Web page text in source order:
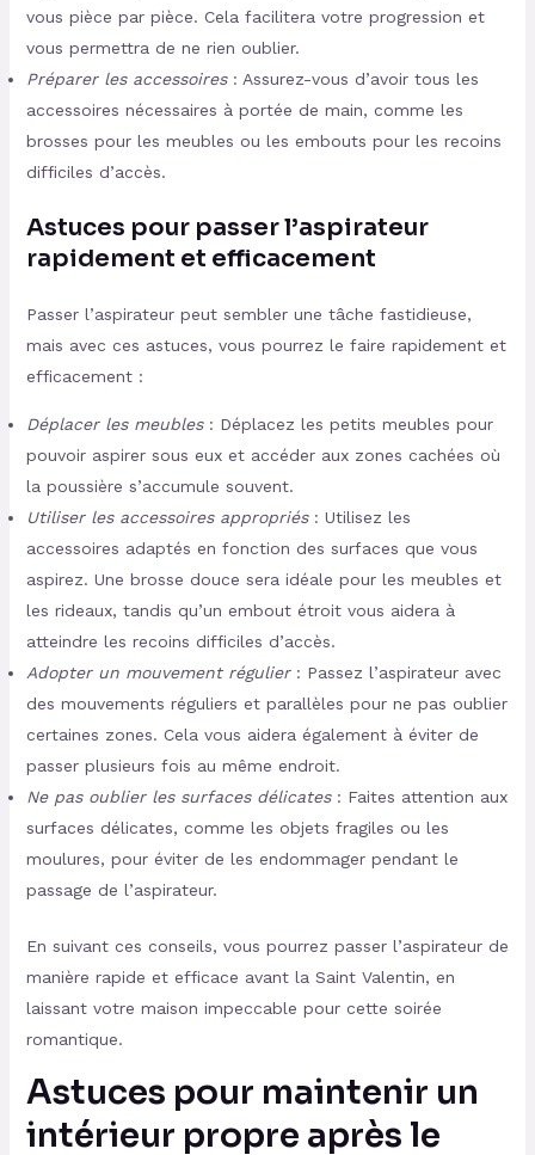
vous pièce par pièce. Cela facilitera votre progression et
vous permettra de ne rien oublier.
Préparer les accessoires: Assurez-vous d’avoir tous les
accessoires nécessaires à portée de main, comme les
brosses pour les meubles ou les embouts pour les recoins
difficiles d’accès.
Astuces pour passer l’aspirateur
rapidement et efficacement
Passer l’aspirateur peut sembler une tâche fastidieuse,
mais avec ces astuces, vous pourrez le faire rapidement et
efficacement :
Déplacer les meubles: Déplacez les petits meubles pour
pouvoir aspirer sous eux et accéder aux zones cachées où
la poussière s’accumule souvent.
Utiliser les accessoires appropriés: Utilisez les
accessoires adaptés en fonction des surfaces que vous
aspirez. Une brosse douce sera idéale pour les meubles et
les rideaux, tandis qu’un embout étroit vous aidera à
atteindre les recoins difficiles d’accès.
Adopter un mouvement régulier: Passez l’aspirateur avec
des mouvements réguliers et parallèles pour ne pas oublier
certaines zones. Cela vous aidera également à éviter de
passer plusieurs fois au même endroit.
Ne pas oublier les surfaces délicates: Faites attention aux
surfaces délicates, comme les objets fragiles ou les
moulures, pour éviter de les endommager pendant le
passage de l’aspirateur.
En suivant ces conseils, vous pourrez passer l’aspirateur de
manière rapide et efficace avant la Saint Valentin, en
laissant votre maison impeccable pour cette soirée
romantique.
Astuces pour maintenir un
intérieur propre après le